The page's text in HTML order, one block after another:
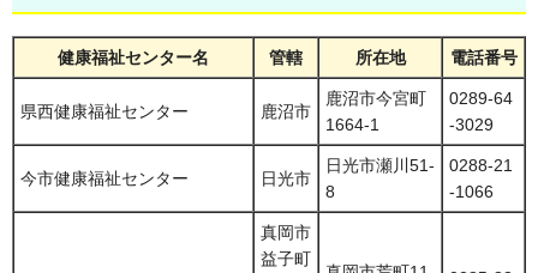
健康福祉センター名 管轄 所在地 電話番号
県西健康福祉センター 鹿沼市
鹿沼市今宮町
1664-1
0289-64
-3029
今市健康福祉センター 日光市
日光市瀬川51-
8
0288-21
-1066
真岡市
益子町